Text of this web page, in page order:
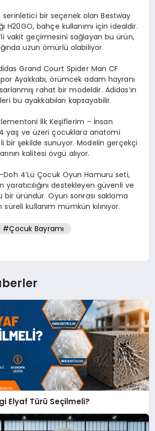
serinletici bir seçenek olan Bestway
H20GO, bahçe kullanımı için idealdir.
vakit geçirmesini sağlayan bu ürün,
uzun ömürlü olabiliyor.
Grand Court Spider Man CF
Ayakkabı, örümcek adam hayranı
rahat bir modeldir. Adidas’ın
bu ayakkabıları kapsayabilir.
İlk Keşiflerim – İnsan
yaş ve üzeri çocuklara anatomi
bir şekilde sunuyor. Modelin gerçekçi
kalitesi övgü alıyor.
Doh 4’Lü Çocuk Oyun Hamuru seti,
yaratıcılığını destekleyen güvenli ve
bir üründür. Oyun sonrası saklama
kullanım mümkün kılınıyor.
#Çocuk Bayramı
Elyaf Türü Seçilmeli?